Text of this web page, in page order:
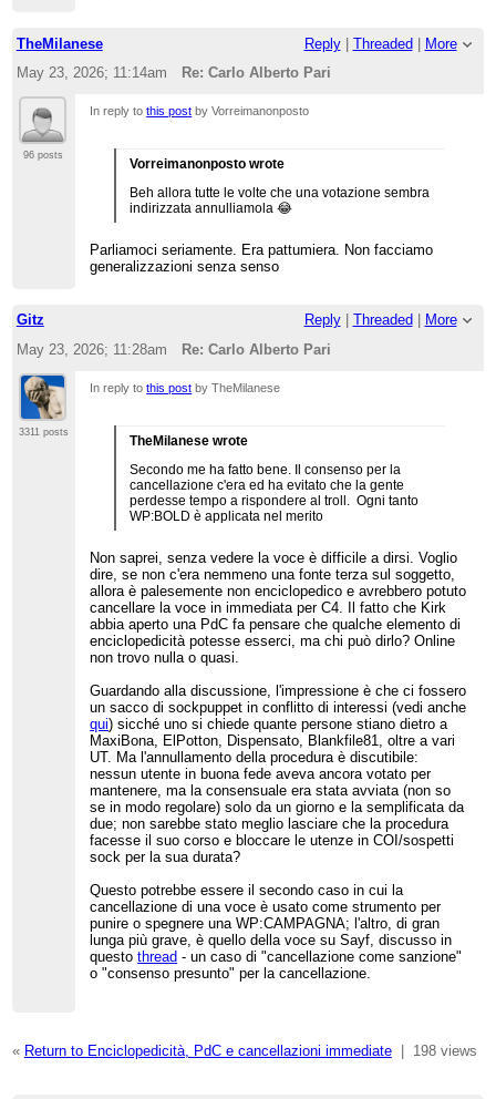
TheMilanese Reply| Threaded | More
May 23, 2026; 11:14am
Re: Carlo Alberto Pari
96 posts
In reply tothis post by Vorreimanonposto
Vorreimanonposto wrote
Beh allora tutte le volte che una votazione sembra
indirizzata annulliamola 😂
Parliamoci seriamente. Era pattumiera. Non facciamo
generalizzazioni senza senso
Gitz Reply| Threaded
More
May 23, 2026; 11:28am
Re: Carlo Alberto Pari
3311 posts
In reply tothis post by TheMilanese
TheMilanese wrote
Secondo me ha fatto bene. Il consenso per la
cancellazione c'era ed ha evitato che la gente
perdesse tempo a rispondere al troll. Ogni tanto
WP:BOLD è applicata nel merito
Non saprei, senza vedere la voce è difficile a dirsi. Voglio
dire, se non c'era nemmeno una fonte terza sul soggetto,
allora è palesemente non enciclopedico e avrebbero potuto
cancellare la voce in immediata per C4. Il fatto che Kirk
abbia aperto una PdC fa pensare che qualche elemento di
enciclopedicità potesse esserci, ma chi può dirlo? Online
non trovo nulla o quasi.
Guardando alla discussione, l'impressione è che ci fossero
un sacco di sockpuppet in conflitto di interessi (vedi anche
qui) sicché uno si chiede quante persone stiano dietro a
MaxiBona, ElPotton, Dispensato, Blankfile81, oltre a vari
UT. Ma l'annullamento della procedura è discutibile:
nessun utente in buona fede aveva ancora votato per
mantenere, ma la consensuale era stata avviata (non so
se in modo regolare) solo da un giorno e la semplificata da
due; non sarebbe stato meglio lasciare che la procedura
facesse il suo corso e bloccare le utenze in COI/sospetti
sock per la sua durata?
Questo potrebbe essere il secondo caso in cui la
cancellazione di una voce è usato come strumento per
punire o spegnere una WP:CAMPAGNA; l'altro, di gran
lunga più grave, è quello della voce su Sayf, discusso in
questothread - un caso di "cancellazione come sanzione"
o "consenso presunto" per la cancellazione.
« Return to Enciclopedicità, PdC e cancellazioni immediate| 198 views